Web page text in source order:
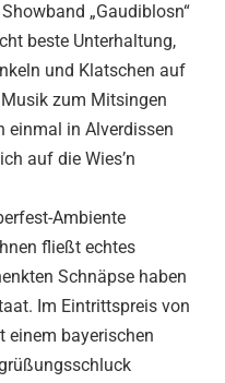
„Gaudiblosn“
beste Unterhaltung,
und Klatschen auf
zum Mitsingen
einmal in Alverdissen
auf die Wies’n
Ambiente
fließt echtes
Schnäpse haben
Im Eintrittspreis von
einem bayerischen